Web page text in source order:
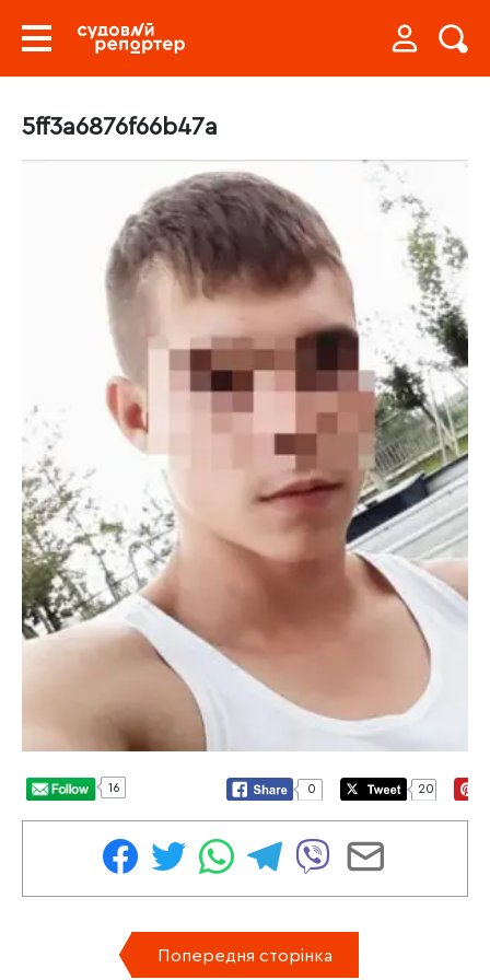
5ff3a6876f66b47a
16 0 20
Попередня сторінка